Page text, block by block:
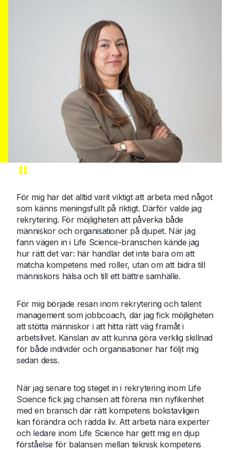
"
För mig har det alltid varit viktigt att arbeta med något
som känns meningsfullt på riktigt. Därför valde jag
rekrytering. För möjligheten att påverka både
människor och organisationer på djupet. När jag
fann vägen in i Life Science-branschen kände jag
hur rätt det var: här handlar det inte bara om att
matcha kompetens med roller, utan om att bidra till
människors hälsa och till ett bättre samhälle.
För mig började resan inom rekrytering och talent
management som jobbcoach, där jag fick möjligheten
att stötta människor i att hitta rätt väg framåt i
arbetslivet. Känslan av att kunna göra verklig skillnad
för både individer och organisationer har följt mig
sedan dess.
När jag senare tog steget in i rekrytering inom Life
Science fick jag chansen att förena min nyfikenhet
med en bransch där rätt kompetens bokstavligen
kan förändra och rädda liv. Att arbeta nära experter
och ledare inom Life Science har gett mig en djup
förståelse för balansen mellan teknisk kompetens